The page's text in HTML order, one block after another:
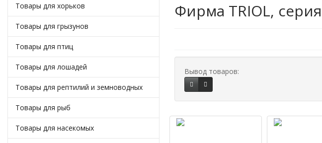
Товары для хорьков
Товары для грызунов
Товары для птиц
Товары для лошадей
Товары для рептилий и земноводных
Товары для рыб
Товары для насекомых
Фирма TRIOL,
Вывод товаров: